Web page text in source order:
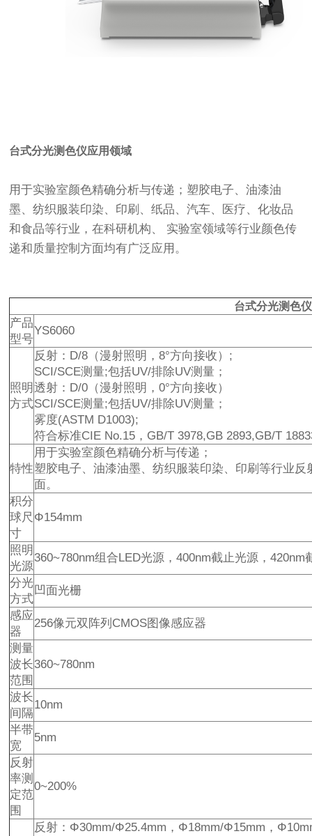
台式分光测色仪应用领域
用于实验室颜色精确分析与传递；塑胶电子、油漆油
墨、纺织服装印染、印刷、纸品、汽车、医疗、化妆品
和食品等行业，在科研机构、 实验室领域等行业颜色传
递和质量控制方面均有广泛应用。
台式分光测色仪
产品
型号
YS6060
照明
方式
反射：D/8（漫射照明，8°方向接收）;
SCI/SCE测量;包括UV/排除UV测量；
透射：D/0（漫射照明，0°方向接收）
SCI/SCE测量;包括UV/排除UV测量；
雾度(ASTM D1003);
符合标准CIE No.15，GB/T 3978,GB 2893,GB/T
特性
用于实验室颜色精确分析与传递；
塑胶电子、油漆油墨、纺织服装印染、印刷等行业
面。
积分
球尺
寸
Φ154mm
照明
光源
360~780nm组合LED光源，400nm截止光源，420nm
分光
方式
凹面光栅
感应
器
256像元双阵列CMOS图像感应器
测量
波长
范围
360~780nm
波长
间隔
10nm
半带
宽
5nm
反射
率测
定范
围
0~200%
反射：Φ30mm/Φ25.4mm，Φ18mm/Φ15mm，